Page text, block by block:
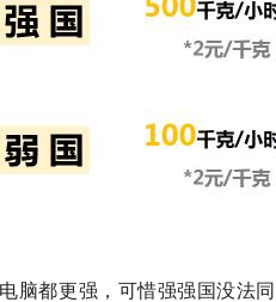
脑都更强，可惜强强国没法